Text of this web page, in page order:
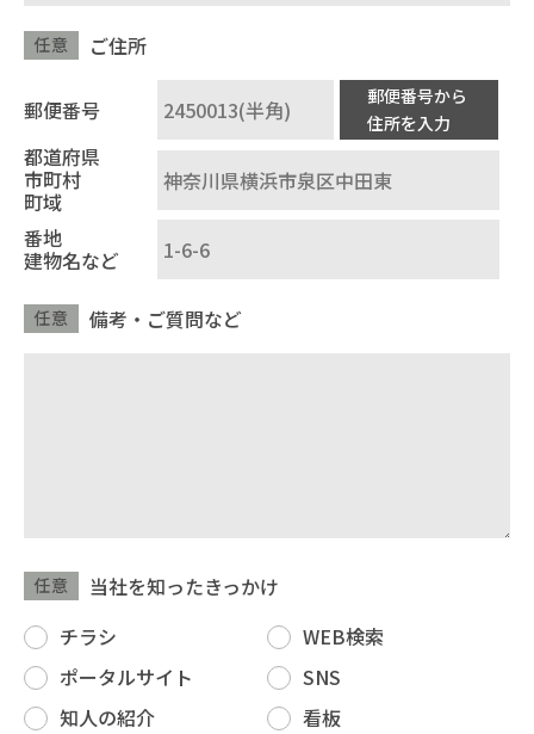
ご住所
任意
郵便番号
郵便番号から
住所を入力
都道府県
市町村
町域
番地
建物名など
備考・ご質問など
任意
当社を知ったきっかけ
任意
チラシ
WEB検索
ポータルサイト
SNS
知人の紹介
看板